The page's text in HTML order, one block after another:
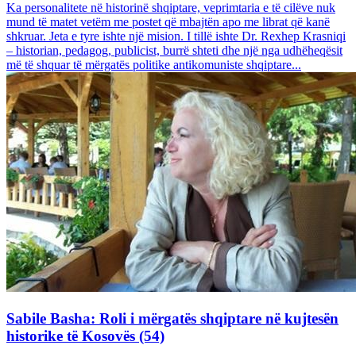
Ka personalitete në historinë shqiptare, veprimtaria e të cilëve nuk
mund të matet vetëm me postet që mbajtën apo me librat që kanë
shkruar. Jeta e tyre ishte një mision. I tillë ishte Dr. Rexhep Krasniqi
– historian, pedagog, publicist, burrë shteti dhe një nga udhëheqësit
më të shquar të mërgatës politike antikomuniste shqiptare...
Sabile Basha: Roli i mërgatës shqiptare në kujtesën
historike të Kosovës (54)